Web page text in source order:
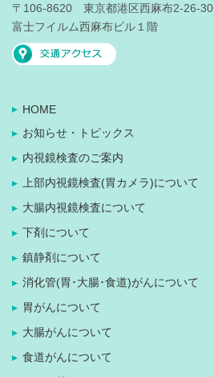
〒106-8620 東京都港区西麻布2-26-30
富士フイルム西麻布ビル１階
HOME
お知らせ・トピックス
内視鏡検査のご案内
上部内視鏡検査(胃カメラ)について
大腸内視鏡検査について
下剤について
鎮静剤について
消化管(胃･大腸･食道)がんについて
胃がんについて
大腸がんについて
食道がんについて